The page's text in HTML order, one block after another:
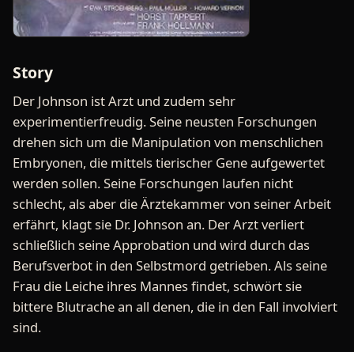
Story
Der Johnson ist Arzt und zudem sehr
experimentierfreudig. Seine neusten Forschungen
drehen sich um die Manipulation von menschlichen
Embryonen, die mittels tierischer Gene aufgewertet
werden sollen. Seine Forschungen laufen nicht
schlecht, als aber die Ärztekammer von seiner Arbeit
erfährt, klagt sie Dr. Johnson an. Der Arzt verliert
schließlich seine Approbation und wird durch das
Berufsverbot in den Selbstmord getrieben. Als seine
Frau die Leiche ihres Mannes findet, schwört sie
bittere Blutrache an all denen, die in den Fall involviert
sind.